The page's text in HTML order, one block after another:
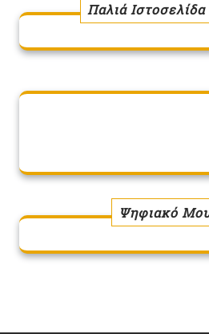
Παλιά
Ψηφιακό